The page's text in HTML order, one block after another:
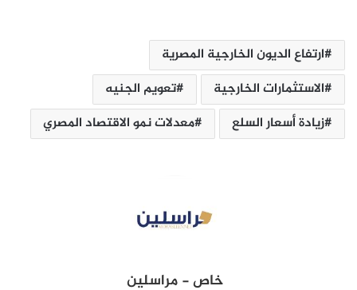
ارتفاع الديون الخارجية المصرية
الاستثمارات الخارجية
تعويم الجنيه
زيادة أسعار السلع
معدلات نمو الاقتصاد المصري
خاص - مراسلين